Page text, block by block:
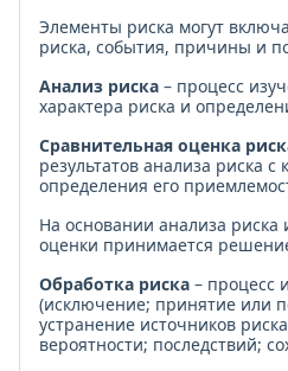
Элементы риска могут
риска, события, причины и
Анализ риска – процесс
характера риска и
Сравнительная оценка
результатов анализа риска
определения его
На основании анализа риска
оценки принимается
Обработка риска – процесс
(исключение; принятие или
устранение источников
вероятности; последствий;